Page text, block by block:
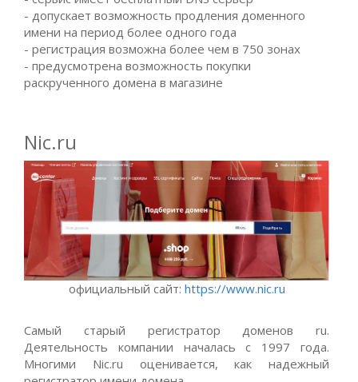
- допускает возможность продления доменного
имени на период более одного года
- регистрация возможна более чем в 750 зонах
- предусмотрена возможность покупки
раскрученного домена в магазине
Nic.ru
официальный сайт: https://www.nic.ru
Самый старый регистратор доменов ru.
Деятельность компании началась с 1997 года.
Многими Nic.ru оценивается, как надежный